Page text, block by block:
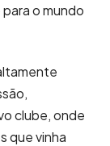
o mundo
clube, onde
que vinha